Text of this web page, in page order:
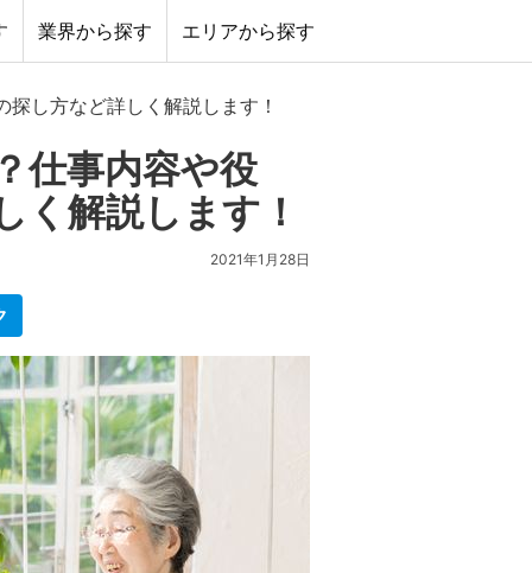
業界から探す エリアから探す
し方など詳しく解説します！
仕事内容や役
く解説します！
2021年1月28日